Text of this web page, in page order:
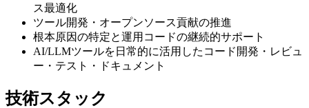
ス最適化
ツール開発・オープンソース貢献の推進
根本原因の特定と運用コードの継続的サポート
AI/LLMツールを日常的に活用したコード開発・レビュ
ー・テスト・ドキュメント
技術スタック